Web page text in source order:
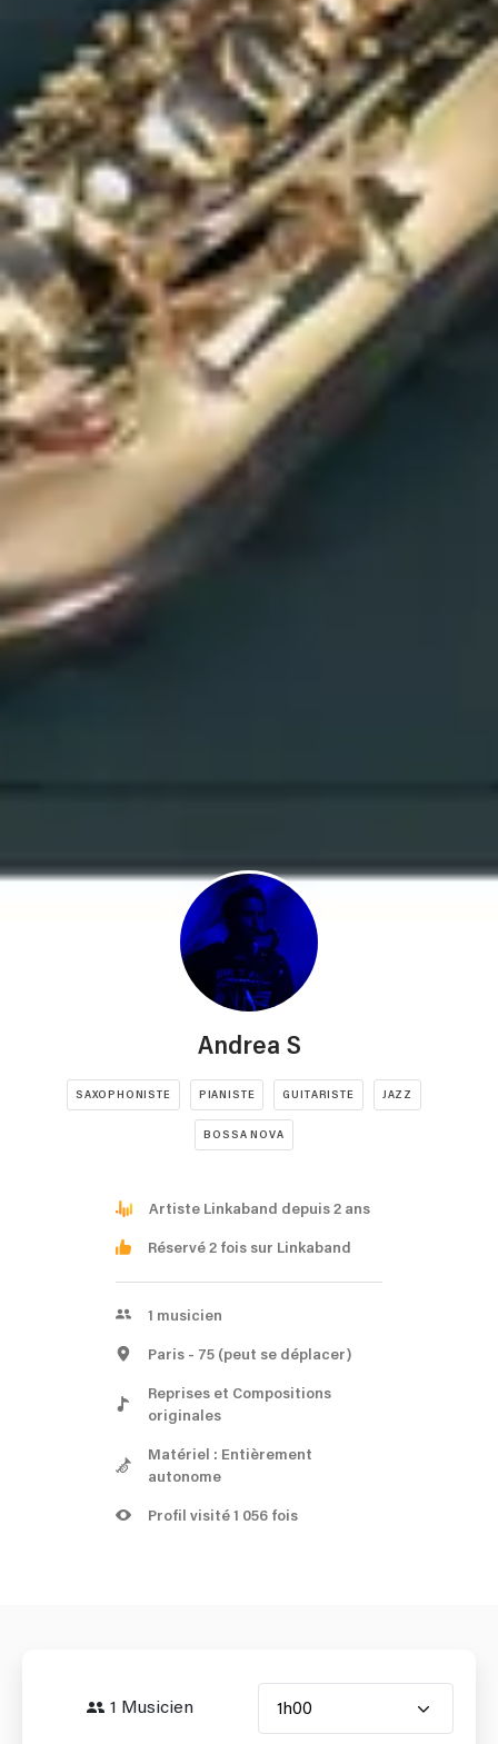
Andrea S
SAXOPHONISTE PIANISTE GUITARISTE JAZZ
BOSSA NOVA
Artiste Linkaband depuis 2 ans
Réservé 2 fois sur Linkaband
1 musicien
Paris - 75 (peut se déplacer)
Reprises et Compositions
originales
Matériel : Entièrement
autonome
Profil visité 1 056 fois
1 Musicien 1h00